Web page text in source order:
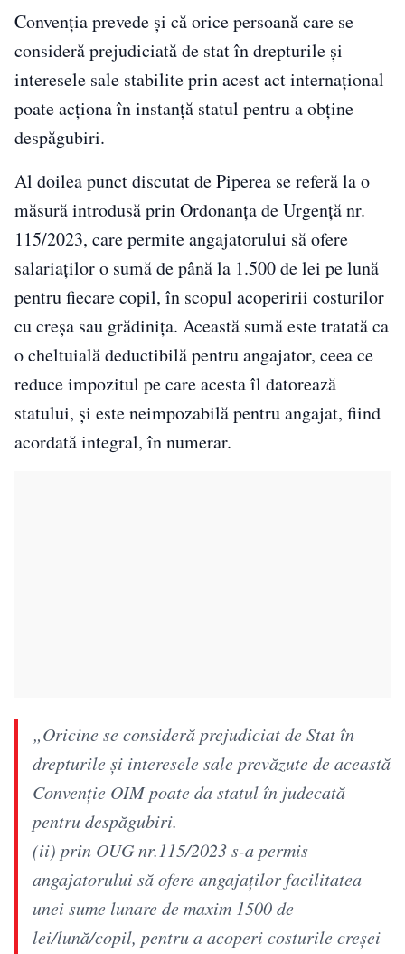
Convenția prevede și că orice persoană care se
consideră prejudiciată de stat în drepturile și
interesele sale stabilite prin acest act internațional
poate acționa în instanță statul pentru a obține
despăgubiri.
Al doilea punct discutat de Piperea se referă la o
măsură introdusă prin Ordonanța de Urgență nr.
115/2023, care permite angajatorului să ofere
salariaților o sumă de până la 1.500 de lei pe lună
pentru fiecare copil, în scopul acoperirii costurilor
cu creșa sau grădinița. Această sumă este tratată ca
o cheltuială deductibilă pentru angajator, ceea ce
reduce impozitul pe care acesta îl datorează
statului, și este neimpozabilă pentru angajat, fiind
acordată integral, în numerar.
„Oricine se consideră prejudiciat de Stat în
drepturile și interesele sale prevăzute de această
Convenție OIM poate da statul în judecată
pentru despăgubiri.
(ii) prin OUG nr.115/2023 s-a permis
angajatorului să ofere angajaților facilitatea
unei sume lunare de maxim 1500 de
lei/lună/copil, pentru a acoperi costurile creșei